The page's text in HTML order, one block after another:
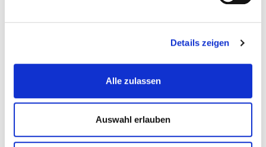
Details zeigen
Alle zulassen
Auswahl erlauben
Versandkosten
Auf Lager
In den Warenkorb
Wunschliste